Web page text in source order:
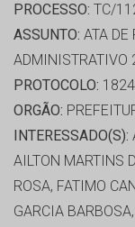
PROCESSO: TC/
ASSUNTO: ATA DE
ADMINISTRATIVO
PROTOCOLO:
ORGÃO:
INTERESSADO(S):
AILTON MARTINS
ROSA, FATIMO
GARCIA